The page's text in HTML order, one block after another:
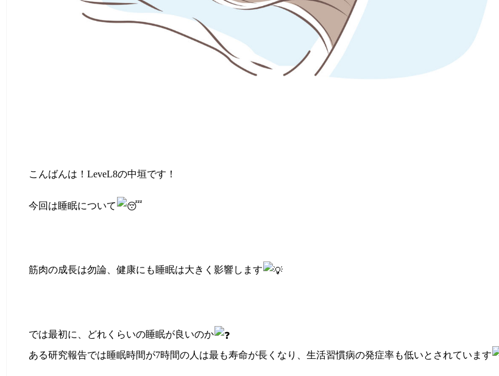
こんばんは！LeveL8の中垣です！
今回は睡眠について
筋肉の成長は勿論、健康にも睡眠は大きく影響します
では最初に、どれくらいの睡眠が良いのか
ある研究報告では睡眠時間が7時間の人は最も寿命が長くなり、生活習慣病の発症率も低いとされています